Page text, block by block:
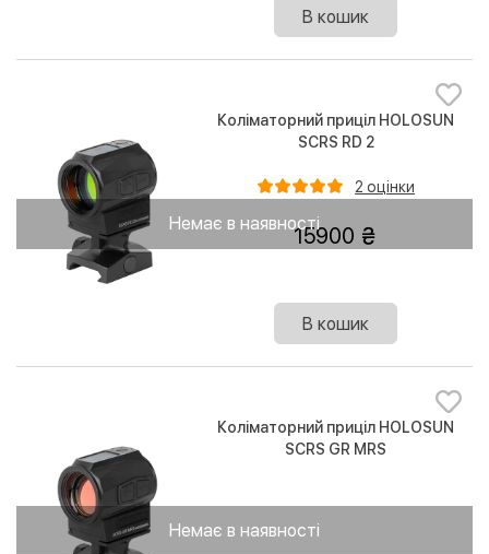
В кошик
Немає в наявності
Коліматорний приціл HOLOSUN
SCRS RD 2
2 оцінки
15900
В кошик
Немає в наявності
Коліматорний приціл HOLOSUN
SCRS GR MRS